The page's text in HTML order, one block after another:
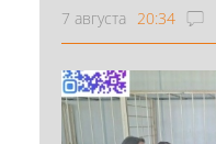
7 августа 20:34